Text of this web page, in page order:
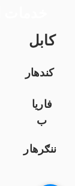
کابل
کندهار
فاریا
ب
ننګرهار